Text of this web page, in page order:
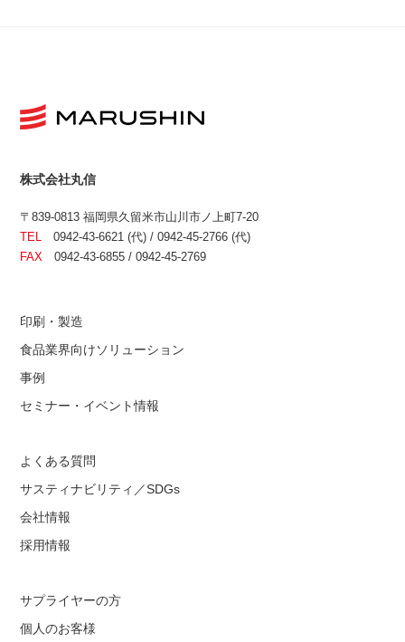
株式会社丸信
〒839-0813 福岡県久留米市山川市ノ上町7-20
TEL 0942-43-6621 (代) / 0942-45-2766 (代)
FAX 0942-43-6855 / 0942-45-2769
印刷・製造
食品業界向けソリューション
事例
セミナー・イベント情報
よくある質問
サスティナビリティ／SDGs
会社情報
採用情報
サプライヤーの方
個人のお客様